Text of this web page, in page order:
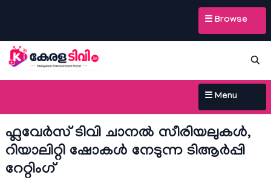
☰ Browse
☰ Menu
ഫ്ലവേര്‍സ് ടിവി ചാനല്‍ സീരിയലുകള്‍,
റിയാലിറ്റി ഷോകള്‍ നേടുന്ന ടിആര്‍പ്പി
റേറ്റിംഗ്